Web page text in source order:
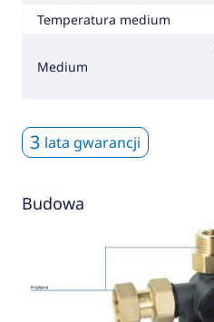
Temperatura medium
Medium
3 lata gwarancji
Budowa